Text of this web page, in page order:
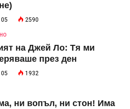
2590
на Джей Ло: Тя ми
през ден
1932
ни вопъл, ни стон! Има